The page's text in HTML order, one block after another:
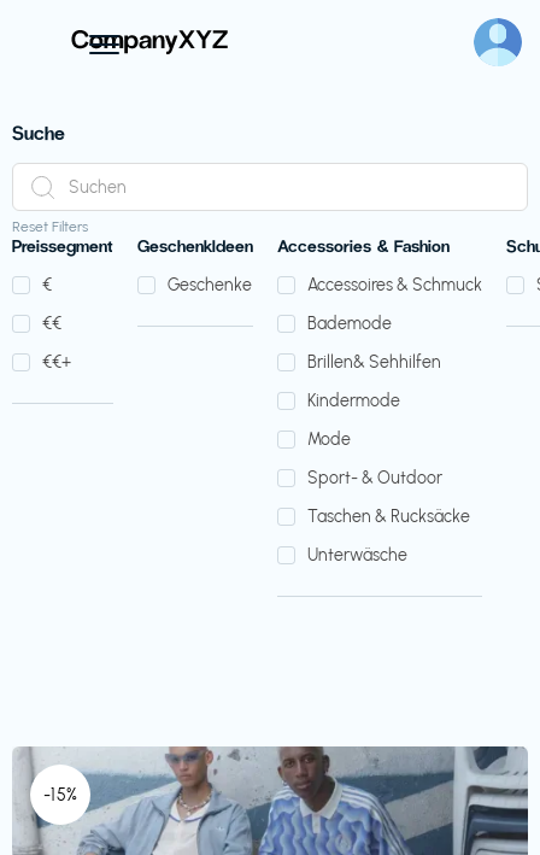
Suche
Reset Filters
Preissegment
€‎
€‎€‎
€‎€‎+
GeschenkIdeen
Geschenke
Accessories & Fashion
Accessoires & Schmuck
Bademode
Brillen& Sehhilfen
Kindermode
Mode
Sport- & Outdoor
Taschen & Rucksäcke
Unterwäsche
-15%